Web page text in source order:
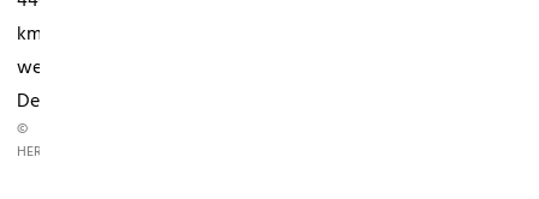
km
weit.
Der...
©
HERSTELLER